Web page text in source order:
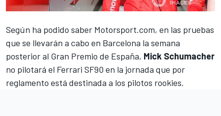
Según ha podido saber Motorsport.com, en las pruebas
que se llevarán a cabo en Barcelona la semana
posterior al Gran Premio de España, Mick Schumacher
no pilotará el Ferrari SF90 en la jornada que por
reglamento está destinada a los pilotos rookies.